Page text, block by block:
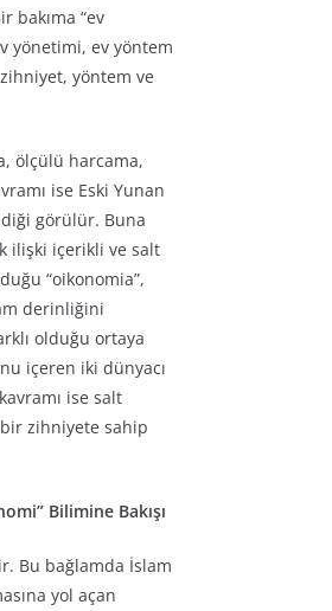
bakıma “ev
yönetimi, ev yöntem
yöntem ve
ölçülü harcama,
ise Eski Yunan
görülür. Buna
ilişki içerikli ve salt
“oikonomia”,
derinliğini
olduğu ortaya
içeren iki dünyacı
ise salt
bir zihniyete sahip
Bilimine Bakışı
Bu bağlamda İslam
yol açan